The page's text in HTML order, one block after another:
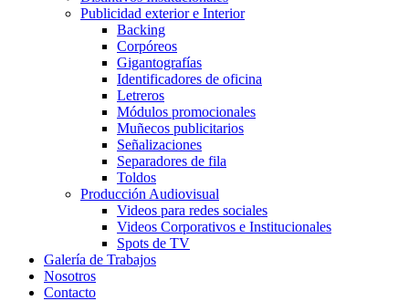
Publicidad exterior e Interior
Backing
Corpóreos
Gigantografías
Identificadores de oficina
Letreros
Módulos promocionales
Muñecos publicitarios
Señalizaciones
Separadores de fila
Toldos
Producción Audiovisual
Videos para redes sociales
Videos Corporativos e Institucionales
Spots de TV
Galería de Trabajos
Nosotros
Contacto